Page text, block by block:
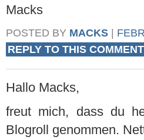
Macks
POSTED BY MACKS
REPLY TO THIS COMMENT
Hallo Macks,
freut mich, dass du
Blogroll genommen.